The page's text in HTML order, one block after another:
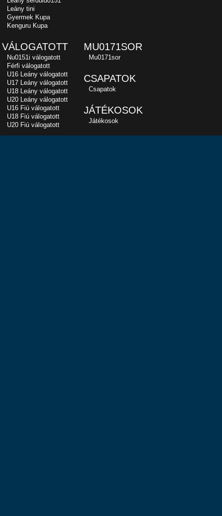
Leány tini
Gyermek Kupa
Kenguru Kupa
VÁLOGATOTT
Nu0151i válogatott
Férfi válogatott
U16 Leány válogatott
U17 Leány válogatott
U18 Leány válogatott
U20 Leány válogatott
U16 Fiú válogatott
U18 Fiú válogatott
U20 Fiú válogatott
MU0171SOR
Mu0171sor
CSAPATOK
Csapatok
JÁTÉKOSOK
Játékosok